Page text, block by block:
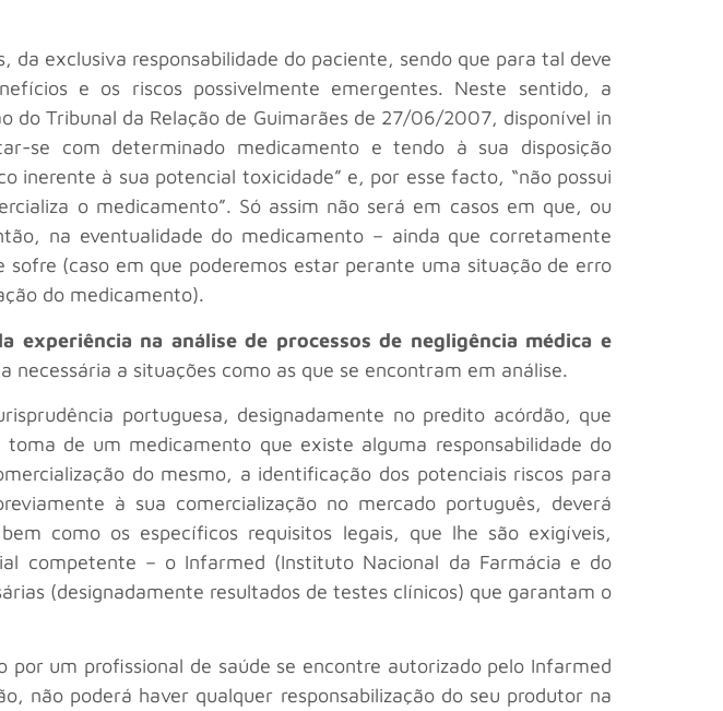
exclusiva responsabilidade do paciente, sendo que para tal deve
e os riscos possivelmente emergentes. Neste sentido, a
do Tribunal da Relação de Guimarães de 27/06/2007, disponível in
se com determinado medicamento e tendo à sua disposição
inerente à sua potencial toxicidade” e, por esse facto, “não possui
o medicamento”. Só assim não será em casos em que, ou
na eventualidade do medicamento – ainda que corretamente
(caso em que poderemos estar perante uma situação de erro
do medicamento).
experiência na análise de processos de negligência médica e
necessária a situações como as que se encontram em análise.
portuguesa, designadamente no predito acórdão, que
de um medicamento que existe alguma responsabilidade do
do mesmo, a identificação dos potenciais riscos para
à sua comercialização no mercado português, deverá
como os específicos requisitos legais, que lhe são exigíveis,
competente – o Infarmed (Instituto Nacional da Farmácia e do
(designadamente resultados de testes clínicos) que garantam o
um profissional de saúde se encontre autorizado pelo Infarmed
não poderá haver qualquer responsabilização do seu produtor na